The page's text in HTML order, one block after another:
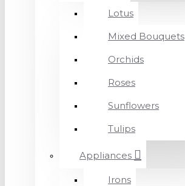
Lotus
Mixed Bouquets
Orchids
Roses
Sunflowers
Tulips
Appliances
Irons